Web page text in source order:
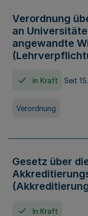
Verordnung
an
angewandte
In Kraft Seit
Verordnung
Gesetz über
In Kraft